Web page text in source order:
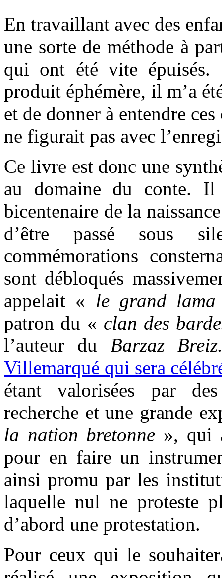
En travaillant avec des
une sorte de méthode à
qui ont été vite
produit éphémère, il m’a
et de donner à entendre
ne figurait pas avec
Ce livre est donc une
au domaine du conte. Il
bicentenaire de la
d’être passé sous
commémorations
sont débloqués
appelait « le grand lama
patron du « clan des
l’auteur du Barzaz
Villemarqué qui sera
étant valorisées par
recherche et une grande
la nation bretonne », qui
pour en faire un
ainsi promu par les
laquelle nul ne proteste
d’abord une protestation.
Pour ceux qui le